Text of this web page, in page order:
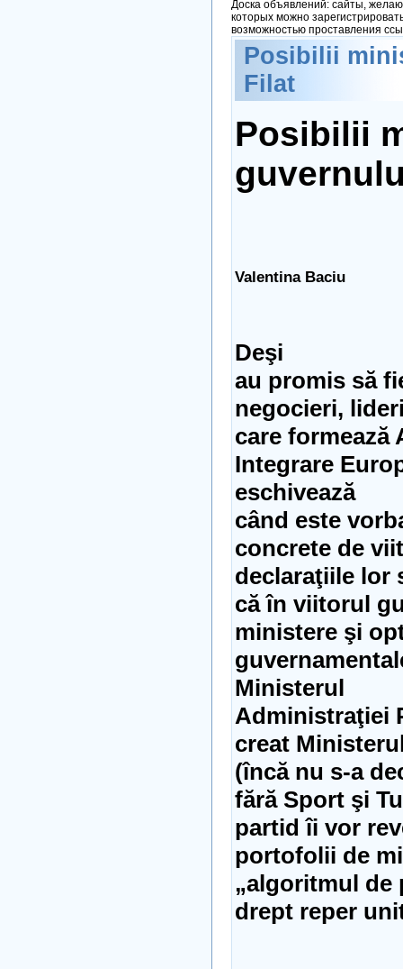
Доска объявлений: сайты,
которых можно
возможностью проставления
Posibilii
Filat
Posibilii
Valentina Baciu
Deşi
au promis să
negocieri,
care formează
Integrare
eschivează
când este
concrete de
declaraţiile lor
că în viitorul
ministere şi
Ministerul
Administraţiei
creat
(încă nu s-a
fără Sport şi
partid îi vor
portofolii de
„algoritmul de
drept reper